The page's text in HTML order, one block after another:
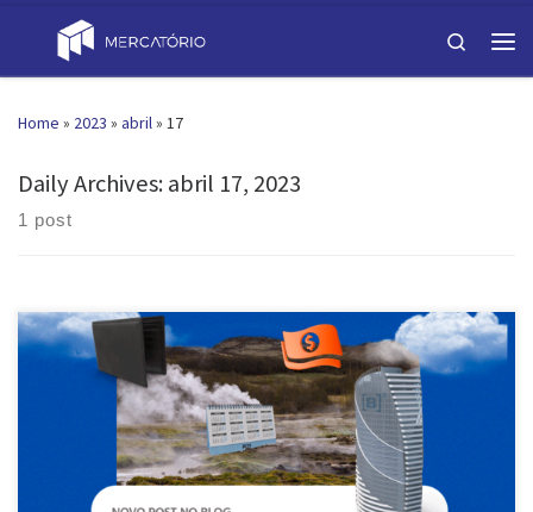
Skip to content
Search
Home » 2023 » abril» 17
Daily Archives:abril 17, 2023
1 post
Atualizado em 17 de abril de 2023 por natalia Quando se trata de
investimentos no Brasil, Ibovespa é um nome bem popular entre os
investidores. Esse índice representa o desempenho das principais
empresas listadas na Bolsa de Valores brasileira. Mas como funciona?
Quais são as melhores maneiras de investir nele? E como começar?